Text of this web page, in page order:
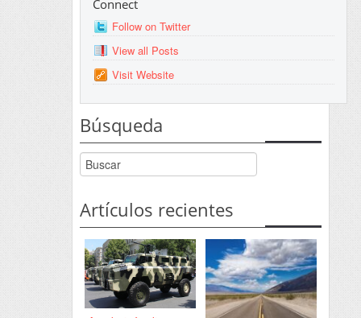
Connect
Follow on Twitter
View all Posts
Visit Website
Búsqueda
Artículos recientes